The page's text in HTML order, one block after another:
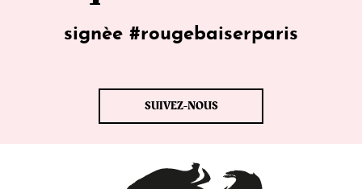
signèe #rougebaiserparis
SUIVEZ-NOUS